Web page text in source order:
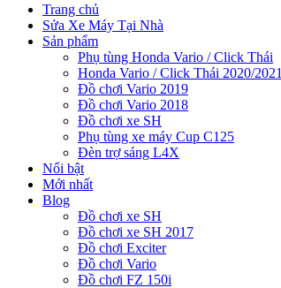
Trang chủ
Sửa Xe Máy Tại Nhà
Sản phẩm
Phụ tùng Honda Vario / Click Thái
Honda Vario / Click Thái 2020/2021
Đồ chơi Vario 2019
Đồ chơi Vario 2018
Đồ chơi xe SH
Phụ tùng xe máy Cup C125
Đèn trợ sáng L4X
Nổi bật
Mới nhất
Blog
Đồ chơi xe SH
Đồ chơi xe SH 2017
Đồ chơi Exciter
Đồ chơi Vario
Đồ chơi FZ 150i